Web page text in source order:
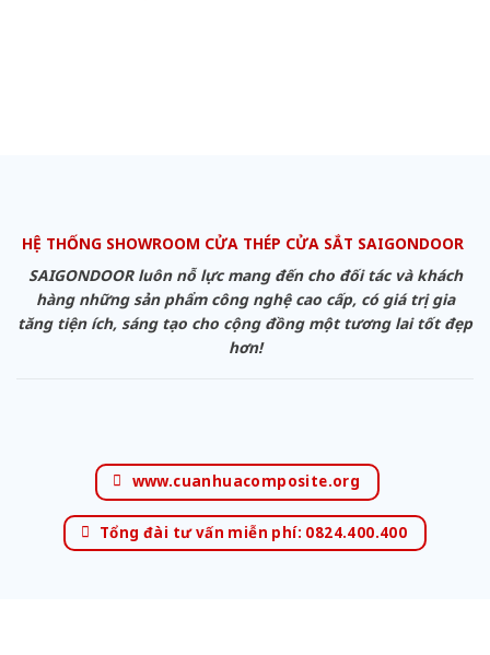
HỆ THỐNG SHOWROOM CỬA THÉP CỬA SẮT SAIGONDOOR
SAIGONDOOR luôn nỗ lực mang đến cho đối tác và khách
hàng những sản phẩm công nghệ cao cấp, có giá trị gia
tăng tiện ích, sáng tạo cho cộng đồng một tương lai tốt đẹp
hơn!
www.cuanhuacomposite.org
Tổng đài tư vấn miễn phí: 0824.400.400